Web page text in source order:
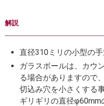
解説
直径310ミリの小型の手
ガラスボールは、カウ
る場合がありますので
切込み穴を小さくする
ギリギリの直径